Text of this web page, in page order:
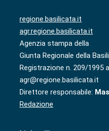
regione.basilicata.it
agr.regione.basilicata.it
Agenzia stampa della
Giunta Regionale della
Registrazione n. 209/1995
agr@regione.basilicata.it
Direttore responsabile:
Redazione